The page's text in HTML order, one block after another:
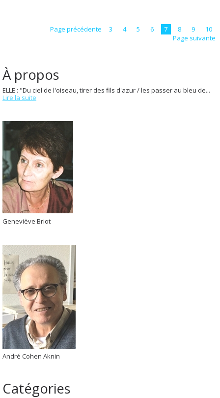
Page précédente 3 4 5 6 7 8 9
10
Page suivante
À propos
ELLE : "Du ciel de l'oiseau, tirer des fils d'azur / les passer au bleu de...
Lire la suite
Geneviève Briot
André Cohen Aknin
Catégories